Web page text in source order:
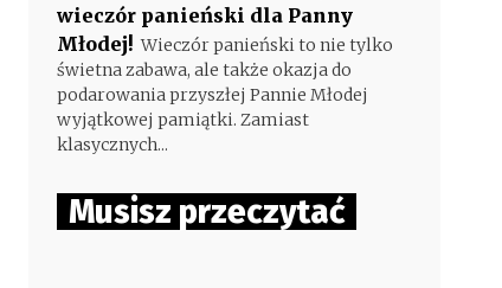
wieczór panieński dla Panny
Młodej! Wieczór panieński to nie tylko
świetna zabawa, ale także okazja do
podarowania przyszłej Pannie Młodej
wyjątkowej pamiątki. Zamiast
klasycznych...
Musisz przeczytać